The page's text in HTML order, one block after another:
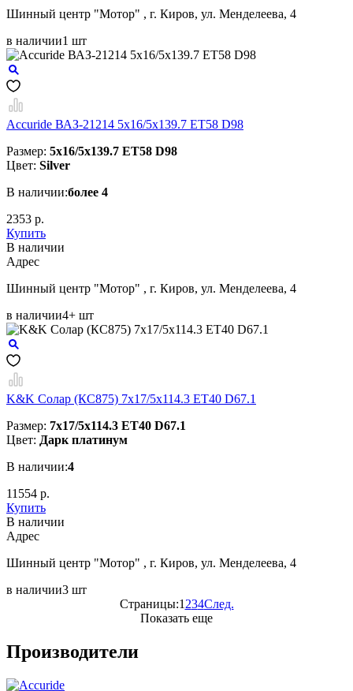
Шинный центр "Мотор" , г. Киров, ул. Менделеева, 4
в наличии1 шт
Accuride ВАЗ-21214 5x16/5x139.7 ET58 D98
Размер: 5x16/5x139.7 ET58 D98
Цвет: Silver
В наличии:более 4
2353 р.
Купить
В наличии
Aдрес
Шинный центр "Мотор" , г. Киров, ул. Менделеева, 4
в наличии4+ шт
K&K Солар (КС875) 7x17/5x114.3 ET40 D67.1
Размер: 7x17/5x114.3 ET40 D67.1
Цвет: Дарк платинум
В наличии:4
11554 р.
Купить
В наличии
Aдрес
Шинный центр "Мотор" , г. Киров, ул. Менделеева, 4
в наличии3 шт
Страницы:1 234След.
Показать еще
Производители